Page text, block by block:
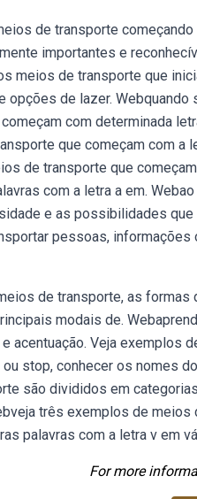
de transporte
importantes e
meios de transporte que
opções de lazer.
com determinada
que começam com a
de transporte que
com a letra a em.
e as possibilidades
pessoas,
de transporte, as
modais de.
acentuação. Veja exemplos
stop, conhecer os nomes
são divididos em
três exemplos de meios
palavras com a letra v em
For more